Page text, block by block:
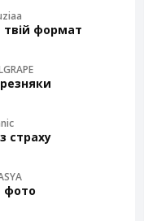
твій формат
страху
фото